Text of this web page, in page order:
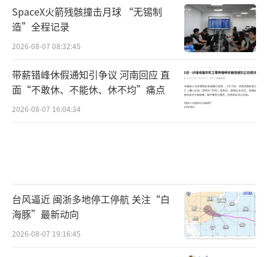
SpaceX火箭残骸撞击月球 “无锡制
造”全程记录
2026-08-07 08:32:45
带薪错峰休假通知引争议 河南回应 直
面“不敢休、不能休、休不均”痛点
2026-08-07 16:04:34
台风逼近 闽浙多地停工停航 关注“白
海豚”最新动向
2026-08-07 19:16:45